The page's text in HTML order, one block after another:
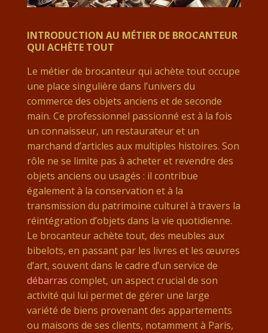
INTRODUCTION AU MÉTIER DE BROCANTEUR
QUI ACHÈTE TOUT
Le métier de brocanteur qui achète tout occupe
une place singulière dans l’univers du
commerce des objets anciens et de seconde
main. Ce professionnel passionné est à la fois
un connaisseur, un restaurateur et un
marchand d’articles aux multiples histoires. Son
rôle ne se limite pas à acheter et revendre des
objets anciens ou usagés : il contribue
également à la conservation et à la
transmission du patrimoine culturel à travers la
réintégration d’objets dans la vie quotidienne.
Le brocanteur achète tout, des meubles aux
bibelots, en passant par les livres et les œuvres
d’art, souvent dans le cadre d’un service de
débarras complet, un aspect crucial de son
activité qui lui permet de gérer une large
variété de biens provenant des appartements
ou maisons de ses clients, notamment à Paris,